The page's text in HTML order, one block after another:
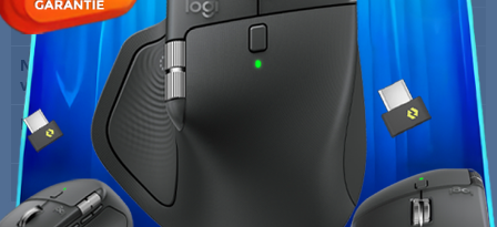
Fenêtre
Oui
Nombre de
ventilateurs fournis
Non inclus
Dimensions (L x H x
P)
285 x 459 x 465 mm
Garantie